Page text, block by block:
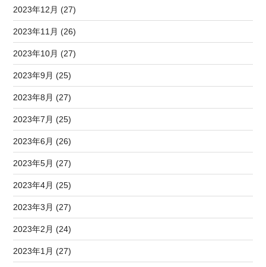
2023年12月 (27)
2023年11月 (26)
2023年10月 (27)
2023年9月 (25)
2023年8月 (27)
2023年7月 (25)
2023年6月 (26)
2023年5月 (27)
2023年4月 (25)
2023年3月 (27)
2023年2月 (24)
2023年1月 (27)